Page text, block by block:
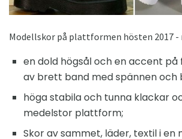
Modellskor på plattformen hösten 2017 -
en dold högsål och en accent
av brett band med spännen och
höga stabila och tunna klackar
medelstor plattform;
Skor av sammet, läder, textil i en